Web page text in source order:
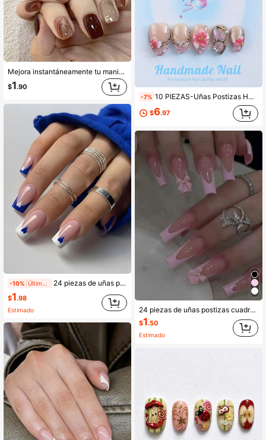
Mejora instantáneamente tu manicura - Un set de 30 pegatinas de uñas en forma de ataúd cortas, que incluyen colores contrastantes, degradados y diseños con brillo, combinando estilos europeos y americanos, con 1 frasco de gel de gelatina y 1 lima de uñas incluidos. Adecuado para fiestas, galas, uso diario y ocasiones casuales. Removible y reutilizable. Uñas y suministros para uñas
$1.90
-10% 24 piezas de uñas postizas cuadradas y cortas, diseño minimalista de corazón francés azul, adecuadas para fiestas de moda y uso diario, suministros de arte de uñas
$1.98
Estimado
-7% 10 PIEZAS-Uñas Postizas Hechas a Mano, Forma de Almendra Corta, Uñas Falsas, Estilo Y2K, Resistentes, Reutilizables, Púrpura, Combinadas con Estilo Francés, Diseño 3D, Adecuadas para Uso Diario, Fiestas, Vacaciones y También el Mejor Regalo Festivo para Niñas y Mujeres.
$6.97
24 piezas de uñas postizas cuadradas largas y elegantes de estilo minimalista, con diseño francés rosa y decoración de moño rosa, incluye lima de uñas y gel de gelatina, adecuado para fiestas, citas y uso diario
$1.50
Estimado